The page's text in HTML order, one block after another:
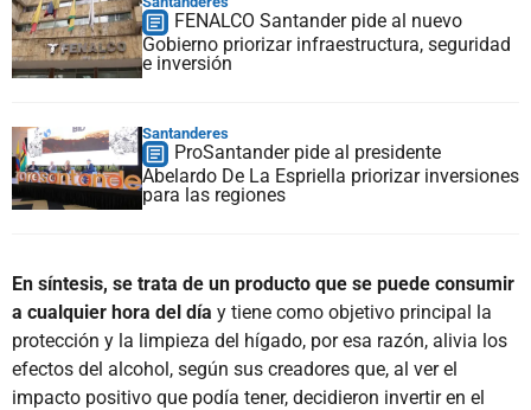
FENALCO Santander pide al nuevo
Gobierno priorizar infraestructura, seguridad
e inversión
Santanderes
ProSantander pide al presidente
Abelardo De La Espriella priorizar inversiones
para las regiones
En síntesis, se trata de un producto que se puede consumir
a cualquier hora del día y tiene como objetivo principal la
protección y la limpieza del hígado, por esa razón, alivia los
efectos del alcohol, según sus creadores que, al ver el
impacto positivo que podía tener, decidieron invertir en el